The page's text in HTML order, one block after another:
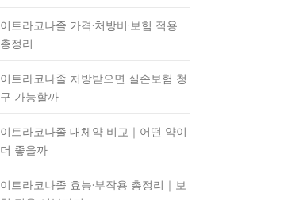
이트라코나졸 가격·처방비·보험 적용
총정리
이트라코나졸 처방받으면 실손보험 청
구 가능할까
이트라코나졸 대체약 비교｜어떤 약이
더 좋을까
이트라코나졸 효능·부작용 총정리｜보